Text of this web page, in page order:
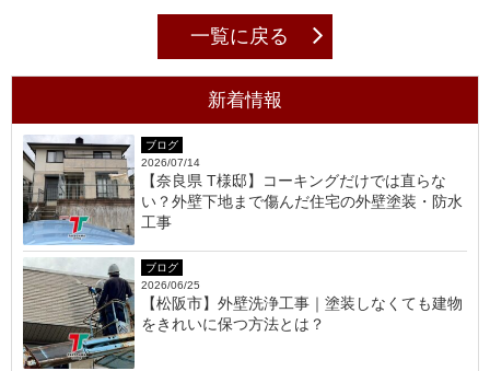
一覧に戻る
新着情報
ブログ
2026/07/14
【奈良県 T様邸】コーキングだけでは直らな
い？外壁下地まで傷んだ住宅の外壁塗装・防水
工事
ブログ
2026/06/25
【松阪市】外壁洗浄工事｜塗装しなくても建物
をきれいに保つ方法とは？